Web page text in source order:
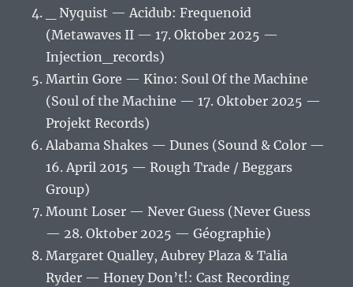
_ Nyquist — Acidub: Frequenoid
(Metawaves II — 17. Oktober 2025 —
Injection_records)
Martin Gore — Kino: Soul Of the Machine
(Soul of the Machine — 17. Oktober 2025 —
Projekt Records)
Alabama Shakes — Dunes (Sound & Color —
16. April 2015 — Rough Trade / Beggars
Group)
Mount Loser — Never Guess (Never Guess
— 28. Oktober 2025 — Géographie)
Margaret Qualley, Aubrey Plaza & Talia
Ryder — Honey Don’t!: Cast Recording